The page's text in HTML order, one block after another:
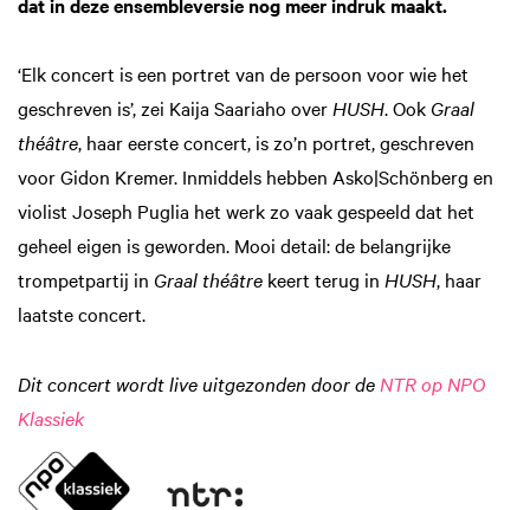
‘Elk concert is een portret van de persoon voor wie het
geschreven is’, zei Kaija Saariaho overHUSH. Ook Graal
théâtre, haar eerste concert, is zo’n portret, geschreven
voor Gidon Kremer. Inmiddels hebben Asko|Schönberg en
violist Joseph Puglia het werk zo vaak gespeeld dat het
geheel eigen is geworden. Mooi detail: de belangrijke
trompetpartij in Graal théâtre keert terug in HUSH, haar
laatste concert.
Dit concert wordt live uitgezonden door de NTR op NPO
Klassiek